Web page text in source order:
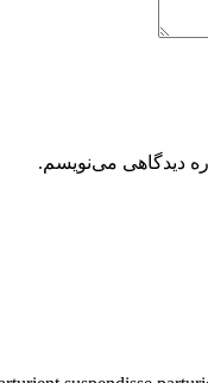
دیدگاهی می‌نویسم.